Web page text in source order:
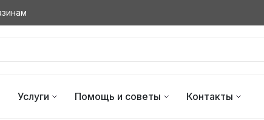
Услуги Помощь и советы Контакты